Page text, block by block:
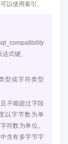
以使用索引。
式键。
型或字符类型
不能超过字段
以字节数为单
符数为单位。
含有多字节字